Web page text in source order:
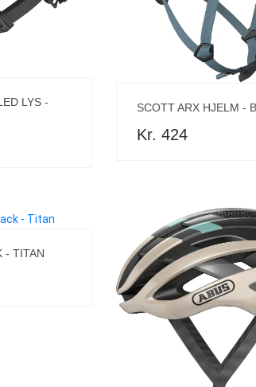
LYS -
SCOTT ARX HJELM -
Kr. 424
- TITAN